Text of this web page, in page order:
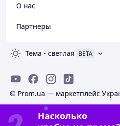
О нас
Партнеры
Тема - светлая BETA
© Prom.ua — маркетплейс
Насколько